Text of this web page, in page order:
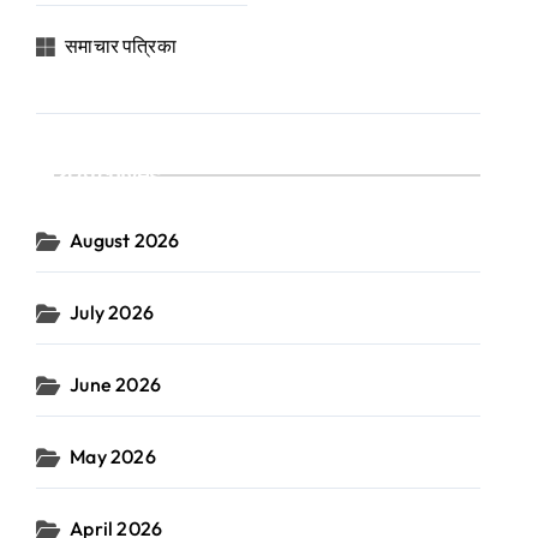
समाचार पत्रिका
Archives
August 2026
July 2026
June 2026
May 2026
April 2026